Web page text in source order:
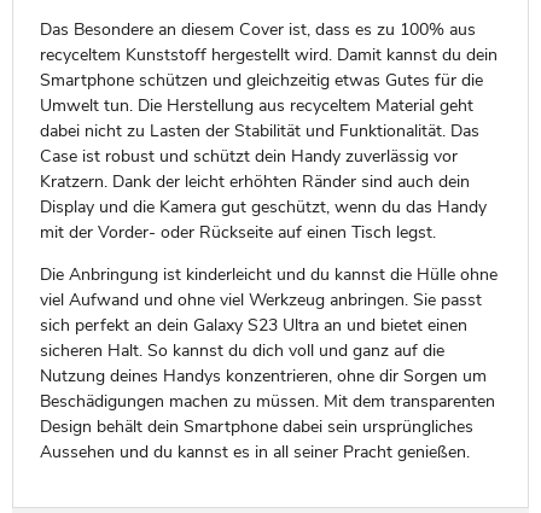
Das Besondere an diesem Cover ist, dass es zu 100% aus
recyceltem Kunststoff hergestellt wird. Damit kannst du dein
Smartphone schützen und gleichzeitig etwas Gutes für die
Umwelt tun. Die Herstellung aus recyceltem Material geht
dabei nicht zu Lasten der Stabilität und Funktionalität. Das
Case ist robust und schützt dein Handy zuverlässig vor
Kratzern. Dank der leicht erhöhten Ränder sind auch dein
Display und die Kamera gut geschützt, wenn du das Handy
mit der Vorder- oder Rückseite auf einen Tisch legst.
Die Anbringung ist kinderleicht und du kannst die Hülle ohne
viel Aufwand und ohne viel Werkzeug anbringen. Sie passt
sich perfekt an dein Galaxy S23 Ultra an und bietet einen
sicheren Halt. So kannst du dich voll und ganz auf die
Nutzung deines Handys konzentrieren, ohne dir Sorgen um
Beschädigungen machen zu müssen. Mit dem transparenten
Design behält dein Smartphone dabei sein ursprüngliches
Aussehen und du kannst es in all seiner Pracht genießen.